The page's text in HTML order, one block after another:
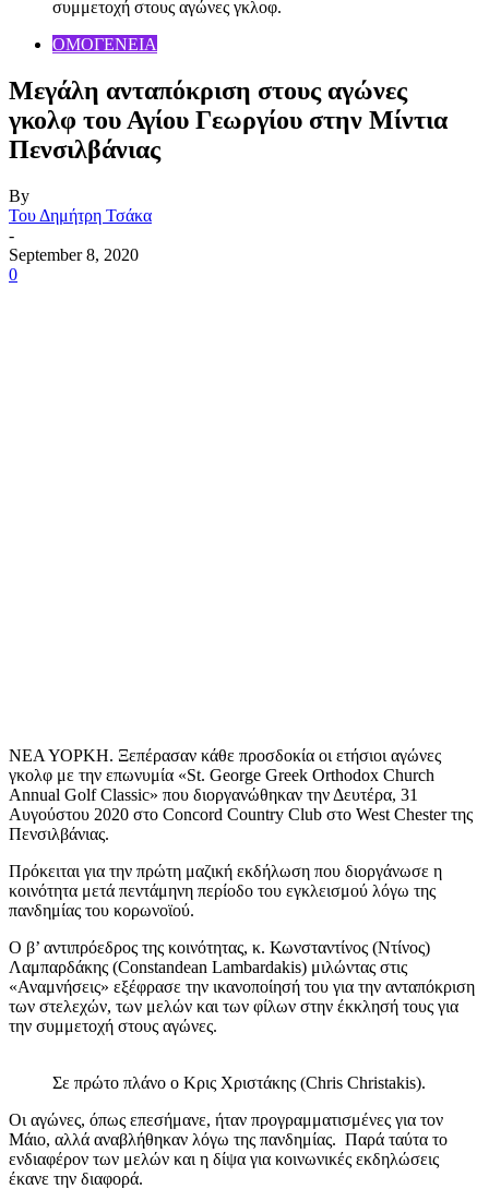
συμμετοχή στους αγώνες γκλοφ.
ΟΜΟΓΕΝΕΙΑ
Μεγάλη ανταπόκριση στους αγώνες
γκολφ του Αγίου Γεωργίου στην Μίντια
Πενσιλβάνιας
By
Του Δημήτρη Τσάκα
-
September 8, 2020
0
ΝΕΑ ΥΟΡΚΗ. Ξεπέρασαν κάθε προσδοκία οι ετήσιοι αγώνες
γκολφ με την επωνυμία «St. George Greek Orthodox Church
Annual Golf Classic» που διοργανώθηκαν την Δευτέρα, 31
Αυγούστου 2020 στο Concord Country Club στο West Chester της
Πενσιλβάνιας.
Πρόκειται για την πρώτη μαζική εκδήλωση που διοργάνωσε η
κοινότητα μετά πεντάμηνη περίοδο του εγκλεισμού λόγω της
πανδημίας του κορωνοϊού.
Ο β’ αντιπρόεδρος της κοινότητας, κ. Κωνσταντίνος (Ντίνος)
Λαμπαρδάκης (Constandean Lambardakis) μιλώντας στις
«Αναμνήσεις» εξέφρασε την ικανοποίησή του για την ανταπόκριση
των στελεχών, των μελών και των φίλων στην έκκλησή τους για
την συμμετοχή στους αγώνες.
Σε πρώτο πλάνο ο Κρις Χριστάκης (Chris Christakis).
Οι αγώνες, όπως επεσήμανε, ήταν προγραμματισμένες για τον
Μάιο, αλλά αναβλήθηκαν λόγω της πανδημίας. Παρά ταύτα το
ενδιαφέρον των μελών και η δίψα για κοινωνικές εκδηλώσεις
έκανε την διαφορά.